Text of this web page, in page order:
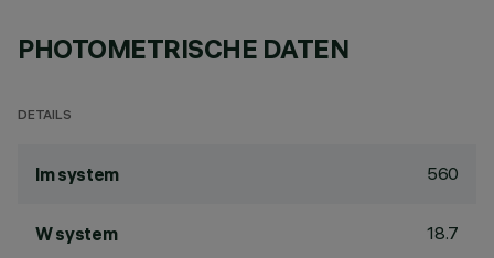
PHOTOMETRISCHE DATEN
DETAILS
lm system 560
W system 18.7